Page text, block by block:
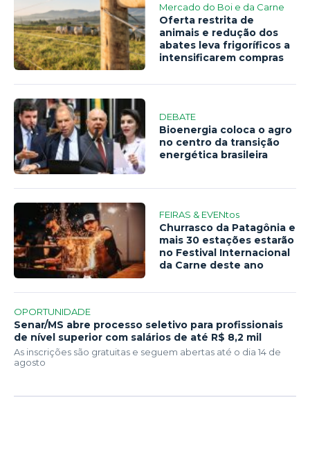
Mercado do Boi e da Carne
Oferta restrita de
animais e redução dos
abates leva frigoríficos a
intensificarem compras
DEBATE
Bioenergia coloca o agro
no centro da transição
energética brasileira
FEIRAS & EVENtos
Churrasco da Patagônia e
mais 30 estações estarão
no Festival Internacional
da Carne deste ano
OPORTUNIDADE
Senar/MS abre processo seletivo para profissionais
de nível superior com salários de até R$ 8,2 mil
As inscrições são gratuitas e seguem abertas até o dia 14 de
agosto